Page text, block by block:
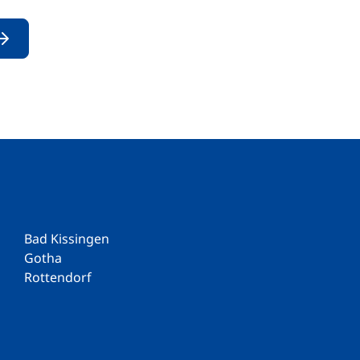
Bad Kissingen
Gotha
Rottendorf